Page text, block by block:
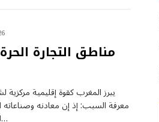
مناطق التجارة
يبرز المغرب كقوة إقليمية مركزية
معرفة السبب: إذ إن معادنه وصناعاته
للصين والاتحاد الأوروبي والولايات…